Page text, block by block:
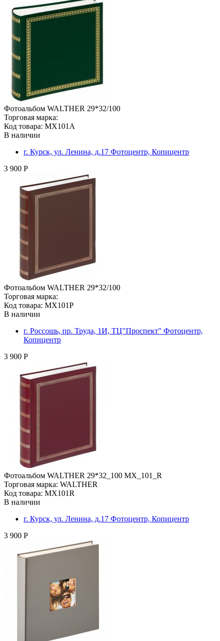
Фотоальбом WALTHER 29*32/100
Торговая марка:
Код товара: MX101A
В наличии
г. Курск, ул. Ленина, д.17 Фотоцентр, Копицентр
3 900 Р
Фотоальбом WALTHER 29*32/100
Торговая марка:
Код товара: MX101P
В наличии
г. Россошь, пр. Труда, 1И, ТЦ"Проспект" Фотоцентр,
Копицентр
3 900 Р
Фотоальбом WALTHER 29*32_100 MX_101_R
Торговая марка: WALTHER
Код товара: MX101R
В наличии
г. Курск, ул. Ленина, д.17 Фотоцентр, Копицентр
3 900 Р